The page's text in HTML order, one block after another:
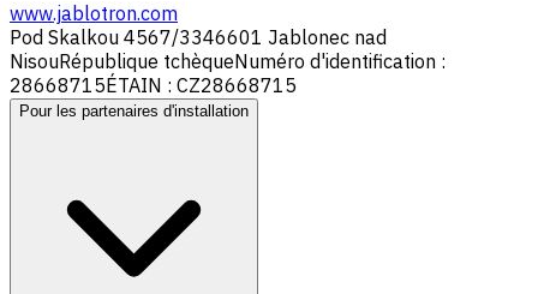
www.jablotron.com
Pod Skalkou 4567/3346601 Jablonec nad
NisouRépublique tchèqueNuméro d'identification :
28668715ÉTAIN : CZ28668715
Pour les partenaires d'installation